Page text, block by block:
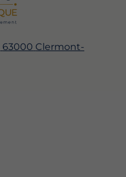
63000 Clermont-